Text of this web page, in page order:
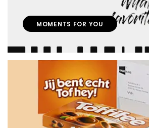
MOMENTS FOR YOU